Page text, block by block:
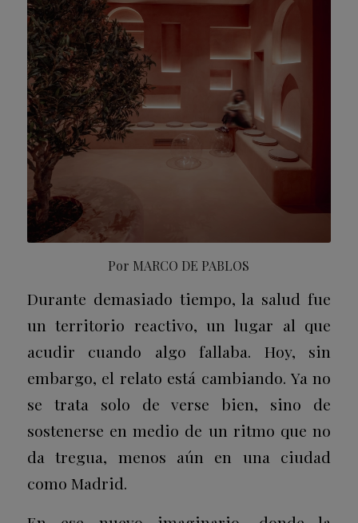
Por MARCO DE PABLOS
Durante demasiado tiempo, la salud fue
un territorio reactivo, un lugar al que
acudir cuando algo fallaba. Hoy, sin
embargo, el relato está cambiando. Ya no
se trata solo de verse bien, sino de
sostenerse en medio de un ritmo que no
da tregua, menos aún en una ciudad
como Madrid.